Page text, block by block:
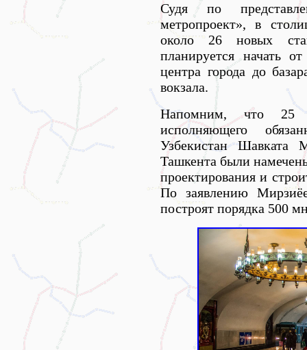
Судя по
метропроект», в
около 26 новых
планируется начать
центра города до
вокзала.
Напомним, что 25
исполняющего
Узбекистан Шавката
Ташкента были
проектирования и
По заявлению
построят порядка 500